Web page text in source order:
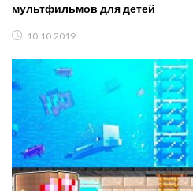
мультфильмов для детей
10.10.2019